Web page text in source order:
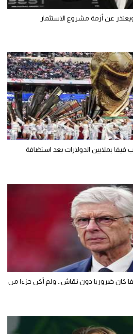
عن أزمة مشروع الاستثمار
فيفا بملايين الدولارات بعد استضافة
كان ضروريا دون نقاش.. ولم أكن جزءا من